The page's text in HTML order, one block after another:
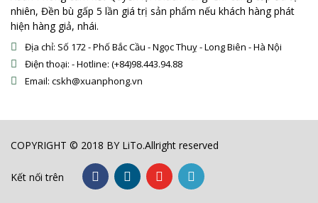
nhiên, Đền bù gấp 5 lần giá trị sản phẩm nếu khách hàng phát
hiện hàng giả, nhái.
Địa chỉ: Số 172 - Phố Bắc Cầu - Ngọc Thuỵ - Long Biên - Hà Nội
Điện thoại: - Hotline: (+84)98.443.94.88
Email: cskh@xuanphong.vn
COPYRIGHT © 2018 BY LiTo.Allright reserved
Kết nối trên